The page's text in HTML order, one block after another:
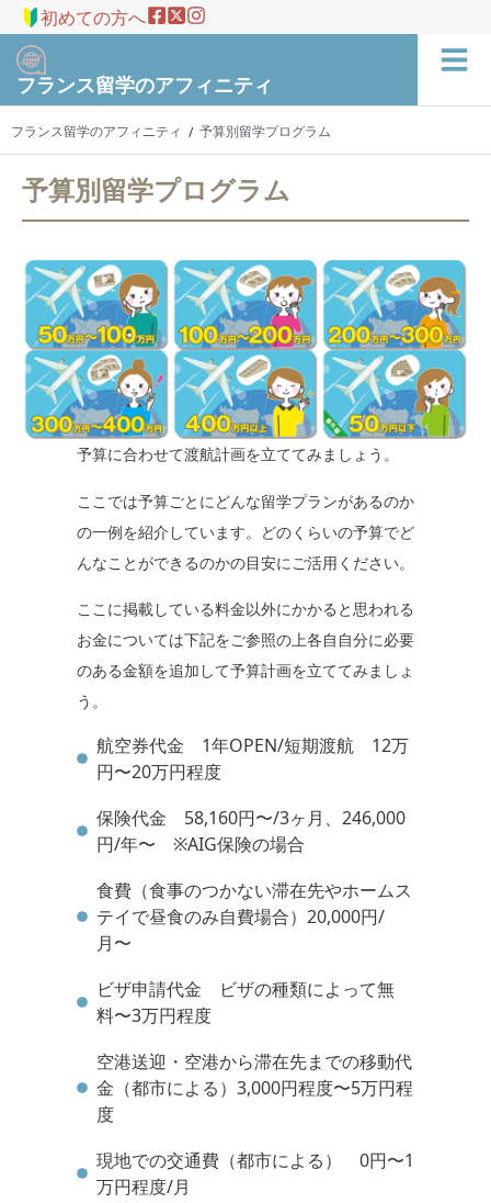
初めての方へ
フランス留学のアフィニティ
フランス留学のアフィニティ / 予算別留学プログラム
予算別留学プログラム
予算に合わせて渡航計画を立ててみましょう。
ここでは予算ごとにどんな留学プランがあるのか
の一例を紹介しています。どのくらいの予算でど
んなことができるのかの目安にご活用ください。
ここに掲載している料金以外にかかると思われる
お金については下記をご参照の上各自自分に必要
のある金額を追加して予算計画を立ててみましょ
う。
航空券代金 1年OPEN/短期渡航 12万
円〜20万円程度
保険代金 58,160円〜/3ヶ月、246,000
円/年〜 ※AIG保険の場合
食費（食事のつかない滞在先やホームス
テイで昼食のみ自費場合）20,000円/
月〜
ビザ申請代金 ビザの種類によって無
料〜3万円程度
空港送迎・空港から滞在先までの移動代
金（都市による）3,000円程度〜5万円程
度
現地での交通費（都市による） 0円〜1
万円程度/月